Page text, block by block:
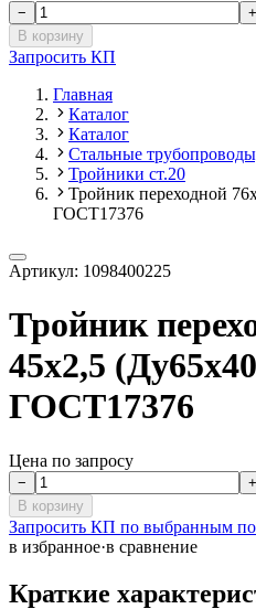
−
+
В корзину
Запросить КП
Главная
Каталог
Каталог
Стальные
Тройники ст.20
Тройник переходной
ГОСТ17376
Артикул: 1098400225
Тройник
45х2,5
ГОСТ17376
Цена по запросу
−
+
В корзину
Запросить КП по выбранным
в избранное·в сравнение
Краткие